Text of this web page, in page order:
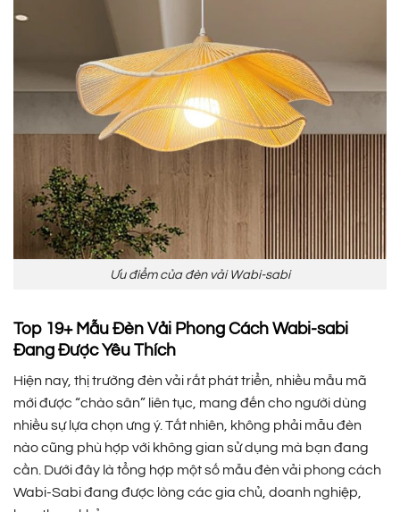
Ưu điểm của đèn vải Wabi-sabi
Top 19+ Mẫu Đèn Vải Phong Cách Wabi-sabi
Đang Được Yêu Thích
Hiện nay, thị trường đèn vải rất phát triển, nhiều mẫu mã
mới được “chào sân” liên tục, mang đến cho người dùng
nhiều sự lựa chọn ưng ý. Tất nhiên, không phải mẫu đèn
nào cũng phù hợp với không gian sử dụng mà bạn đang
cần. Dưới đây là tổng hợp một số mẫu đèn vải phong cách
Wabi-Sabi đang được lòng các gia chủ, doanh nghiệp,